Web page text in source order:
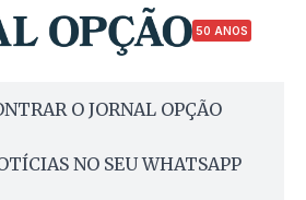
50 ANOS
O JORNAL OPÇÃO
NO SEU WHATSAPP